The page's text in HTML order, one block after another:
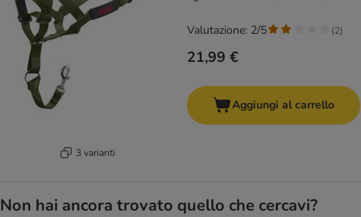
3 varianti
21,99 €
Valutazione: 2/5 (2)
Aggiungi al carrello
Non hai ancora trovato quello che cercavi?